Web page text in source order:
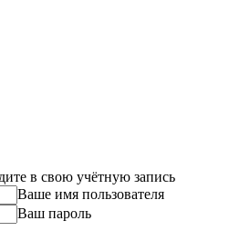
в свою учётную запись
Ваше имя пользователя
Ваш пароль